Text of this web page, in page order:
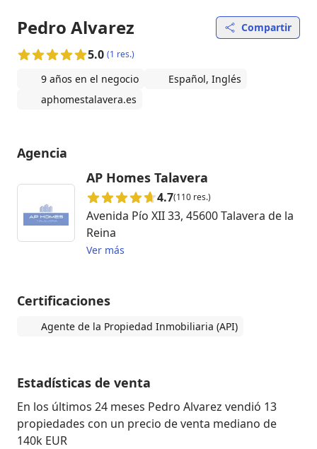
Pedro Alvarez Compartir
5.0 (1 res.)
9 años en el negocio
Español, Inglés
aphomestalavera.es
Agencia
AP Homes Talavera
4.7(110 res.)
Avenida Pío XII 33, 45600 Talavera de la
Reina
Ver más
Certificaciones
Agente de la Propiedad Inmobiliaria (API)
Estadísticas de venta
En los últimos 24 meses Pedro Alvarez vendió 13
propiedades con un precio de venta mediano de
140k EUR